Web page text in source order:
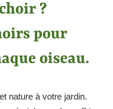
?
pour
oiseau.
nature à votre jardin.